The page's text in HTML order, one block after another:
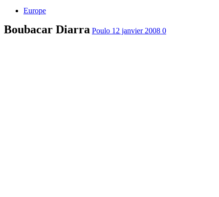
Europe
Boubacar Diarra Poulo 12 janvier 2008 0